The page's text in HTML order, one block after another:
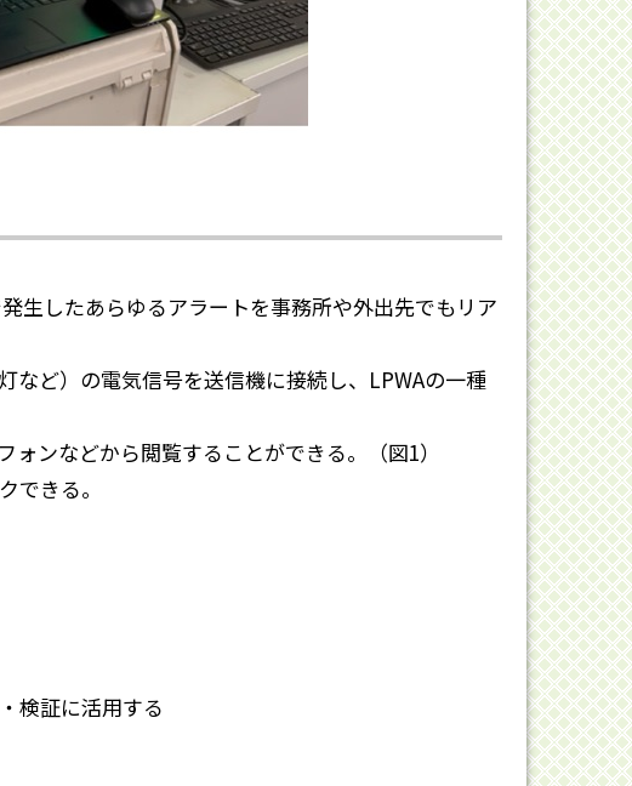
生したあらゆるアラートを事務所や外出先でもリア
ど）の電気信号を送信機に接続し、LPWAの一種
ンなどから閲覧することができる。（図1）
できる。
検証に活用する